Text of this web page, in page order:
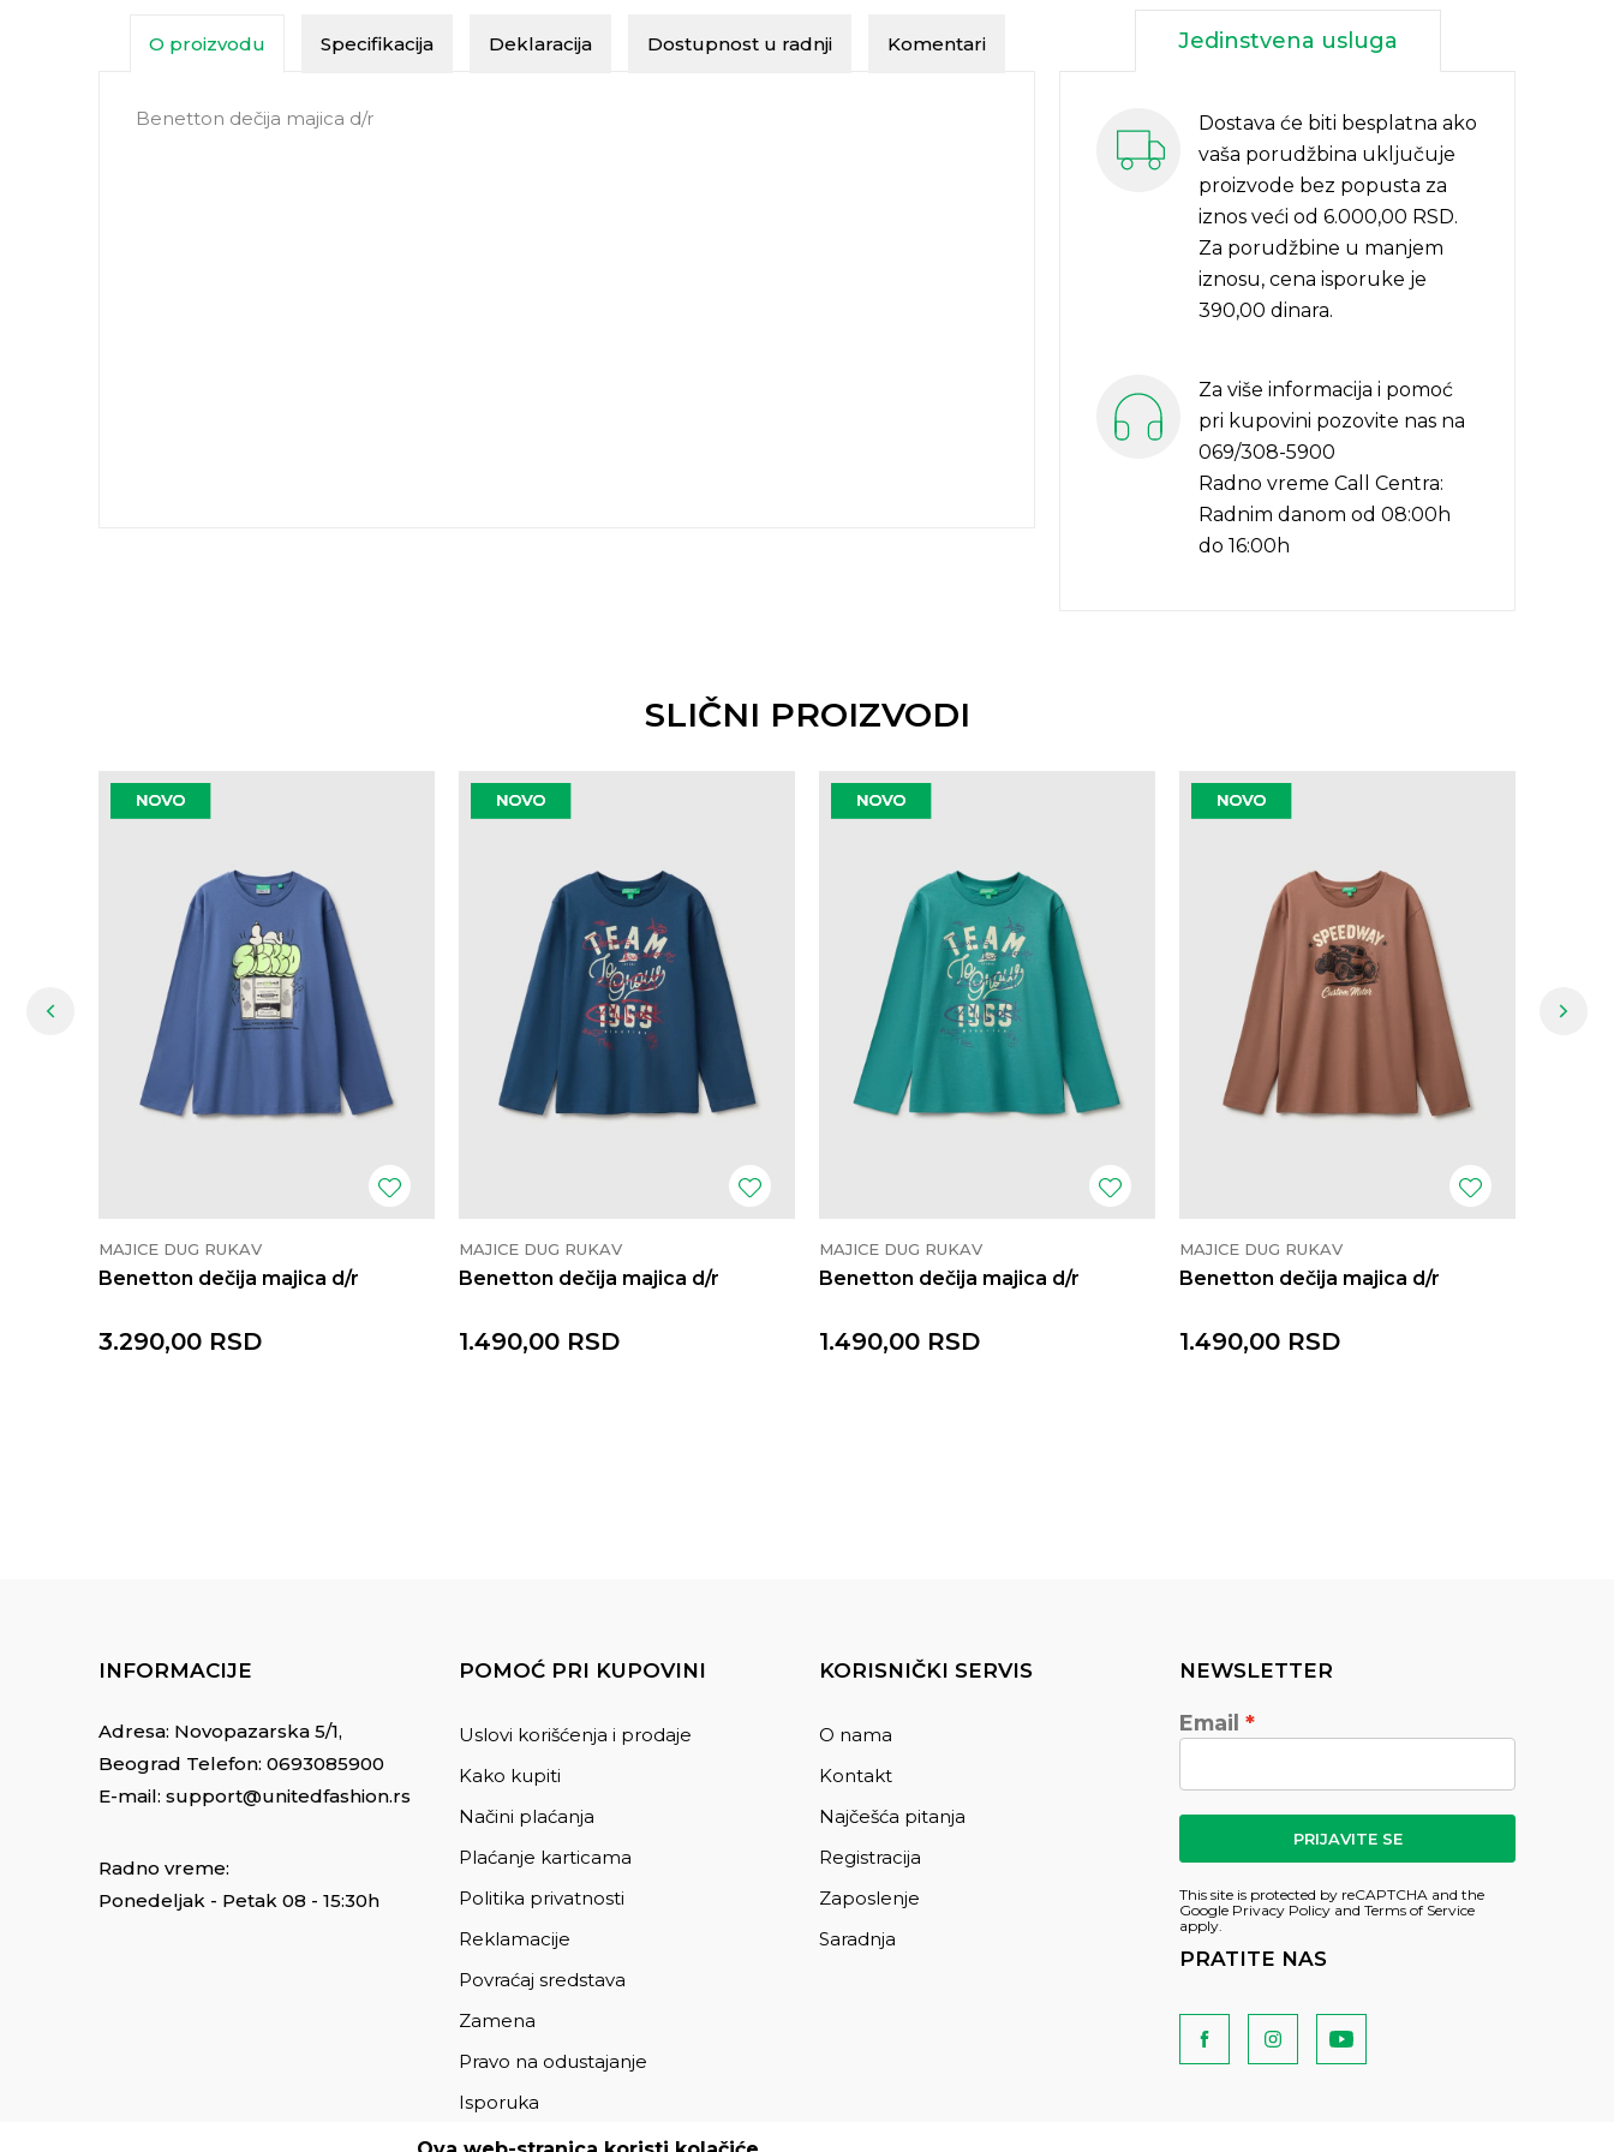
O proizvodu Specifikacija Deklaracija Dostupnost u radnji Komentari
Benetton dečija majica d/r
Jedinstvena usluga
Dostava će biti besplatna ako
vaša porudžbina uključuje
proizvode bez popusta za
iznos veći od 6.000,00 RSD.
Za porudžbine u manjem
iznosu, cena isporuke je
390,00 dinara.
Za više informacija i pomoć
pri kupovini pozovite nas na
069/308-5900
Radno vreme Call Centra:
Radnim danom od 08:00h
do 16:00h
SLIČNI PROIZVODI
MAJICE DUG RUKAV
Benetton dečija majica d/r
3.290,00 RSD
MAJICE DUG RUKAV
Benetton dečija majica d/r
1.490,00 RSD
MAJICE DUG RUKAV
Benetton dečija majica d/r
1.490,00 RSD
MAJICE DUG RUKAV
Benetton dečija majica d/r
1.490,00 RSD
INFORMACIJE
Adresa: Novopazarska 5/1,
Beograd Telefon: 0693085900
E-mail: support@unitedfashion.rs
Radno vreme:
Ponedeljak - Petak 08 - 15:30h
POMOĆ PRI KUPOVINI
Uslovi korišćenja i prodaje
Kako kupiti
Načini plaćanja
Plaćanje karticama
Politika privatnosti
Reklamacije
Povraćaj sredstava
Zamena
Pravo na odustajanje
Isporuka
KORISNIČKI SERVIS
O nama
Kontakt
Najčešća pitanja
Registracija
Zaposlenje
Saradnja
NEWSLETTER
Email
PRIJAVITE SE
This site is protected by reCAPTCHA and the
Google Privacy Policy and Terms of Service
apply.
PRATITE NAS